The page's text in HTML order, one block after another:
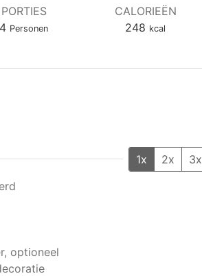
PORTIES
4 Personen
CALORIEËN
248 kcal
1x 2x
3x
optioneel